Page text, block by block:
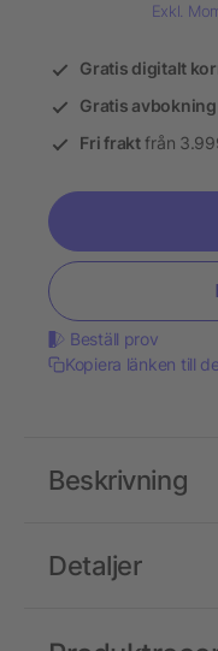
Exkl.
Gratis digitalt
Gratis avbokning
Fri fraktfrån
Beställ prov
Kopiera länken till
Detaljer
Beskrivning